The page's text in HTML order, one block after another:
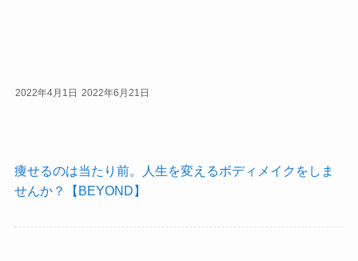
2022年4月1日 2022年6月21日
痩せるのは当たり前。人生を変えるボディメイクをしま
せんか？【BEYOND】